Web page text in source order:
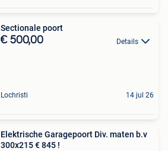
Sectionale poort
€ 500,00 Details
Lochristi 14 jul 26
Elektrische Garagepoort Div. maten b.v
300x215 € 845 !